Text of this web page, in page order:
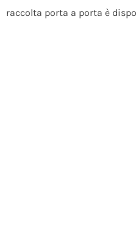
raccolta porta a porta è